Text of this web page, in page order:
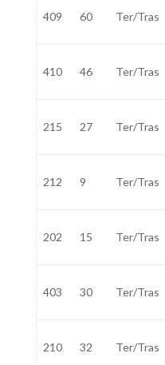
409 60 Ter/Tras
410 46 Ter/Tras
215 27 Ter/Tras
212 9 Ter/Tras
202 15 Ter/Tras
403 30 Ter/Tras
210 32 Ter/Tras